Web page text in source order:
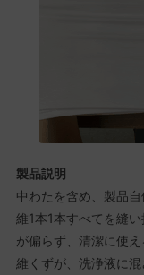
製品説明
中わたを含め、製品
維1本1本すべてを縫
が偏らず、清潔に使
維くずが、洗浄液に